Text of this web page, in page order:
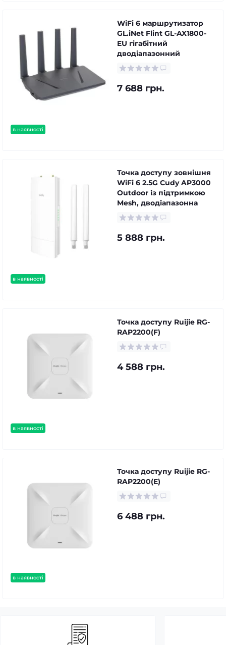
в наявності
WiFi 6 маршрутизатор
GL.iNet Flint GL-AX1800-
EU гігабітний
дводіапазонний
7 688 грн.
в наявності
Точка доступу зовнішня
WiFi 6 2.5G Cudy AP3000
Outdoor із підтримкою
Mesh, дводіапазонна
5 888 грн.
в наявності
Точка доступу Ruijie RG-
RAP2200(F)
4 588 грн.
в наявності
Точка доступу Ruijie RG-
RAP2200(E)
6 488 грн.